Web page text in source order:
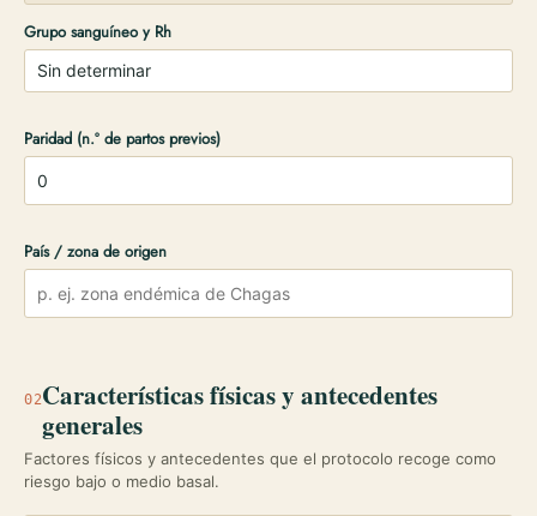
Grupo sanguíneo y Rh
Paridad (n.º de partos previos)
País / zona de origen
02Características físicas y antecedentes
generales
Factores físicos y antecedentes que el protocolo recoge como
riesgo bajo o medio basal.